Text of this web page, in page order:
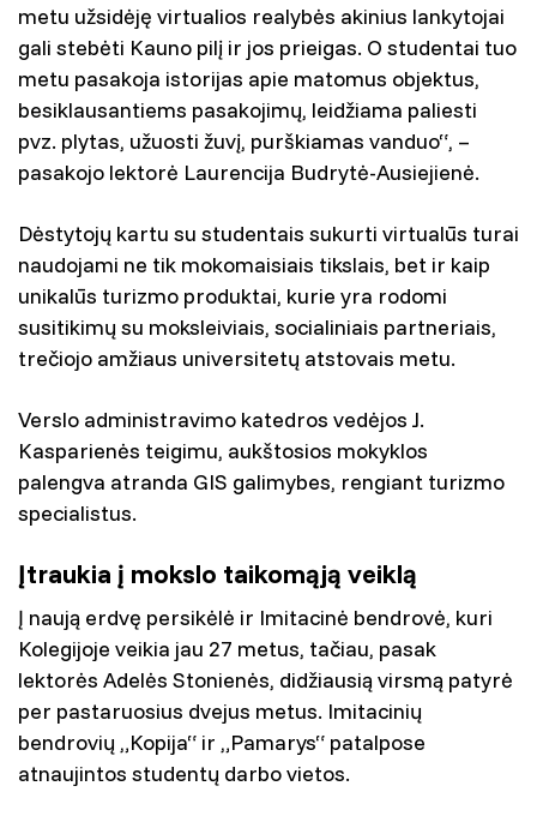
metu užsidėję virtualios realybės akinius lankytojai
gali stebėti Kauno pilį ir jos prieigas. O studentai tuo
metu pasakoja istorijas apie matomus objektus,
besiklausantiems pasakojimų, leidžiama paliesti
pvz. plytas, užuosti žuvį, purškiamas vanduo“, –
pasakojo lektorė Laurencija Budrytė-Ausiejienė.
Dėstytojų kartu su studentais sukurti virtualūs turai
naudojami ne tik mokomaisiais tikslais, bet ir kaip
unikalūs turizmo produktai, kurie yra rodomi
susitikimų su moksleiviais, socialiniais partneriais,
trečiojo amžiaus universitetų atstovais metu.
Verslo administravimo katedros vedėjos J.
Kasparienės teigimu, aukštosios mokyklos
palengva atranda GIS galimybes, rengiant turizmo
specialistus.
Įtraukia į mokslo taikomąją veiklą
Į naują erdvę persikėlė ir Imitacinė bendrovė, kuri
Kolegijoje veikia jau 27 metus, tačiau, pasak
lektorės Adelės Stonienės, didžiausią virsmą patyrė
per pastaruosius dvejus metus. Imitacinių
bendrovių „Kopija“ ir „Pamarys“ patalpose
atnaujintos studentų darbo vietos.